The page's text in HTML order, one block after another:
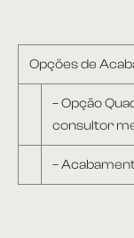
Opções de
– Opção
consultor
–